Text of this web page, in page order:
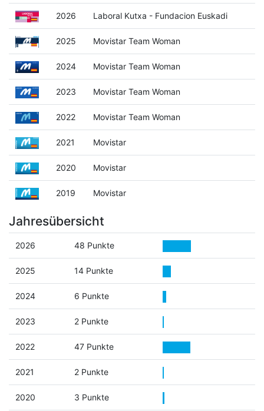
2026 Laboral Kutxa - Fundacion Euskadi
2025 Movistar Team Woman
2024 Movistar Team Woman
2023 Movistar Team Woman
2022 Movistar Team Woman
2021 Movistar
2020 Movistar
2019 Movistar
Jahresübersicht
2026 48 Punkte
2025 14 Punkte
2024 6 Punkte
2023 2 Punkte
2022 47 Punkte
2021 2 Punkte
2020 3 Punkte